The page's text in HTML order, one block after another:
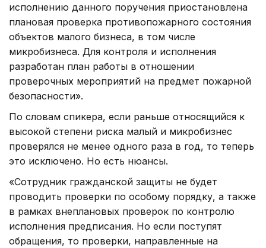
исполнению данного поручения приостановлена
плановая проверка противопожарного состояния
объектов малого бизнеса, в том числе
микробизнеса. Для контроля и исполнения
разработан план работы в отношении
проверочных мероприятий на предмет пожарной
безопасности».
По словам спикера, если раньше относящийся к
высокой степени риска малый и микробизнес
проверялся не менее одного раза в год, то теперь
это исключено. Но есть нюансы.
«Сотрудник гражданской защиты не будет
проводить проверки по особому порядку, а также
в рамках внеплановых проверок по контролю
исполнения предписания. Но если поступят
обращения, то проверки, направленные на